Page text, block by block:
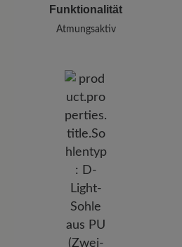
Funktionalität
Atmungsaktiv